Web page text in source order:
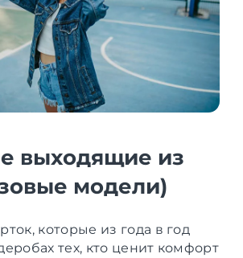
выходящие из
модели)
которые из года в год
тех, кто ценит комфорт